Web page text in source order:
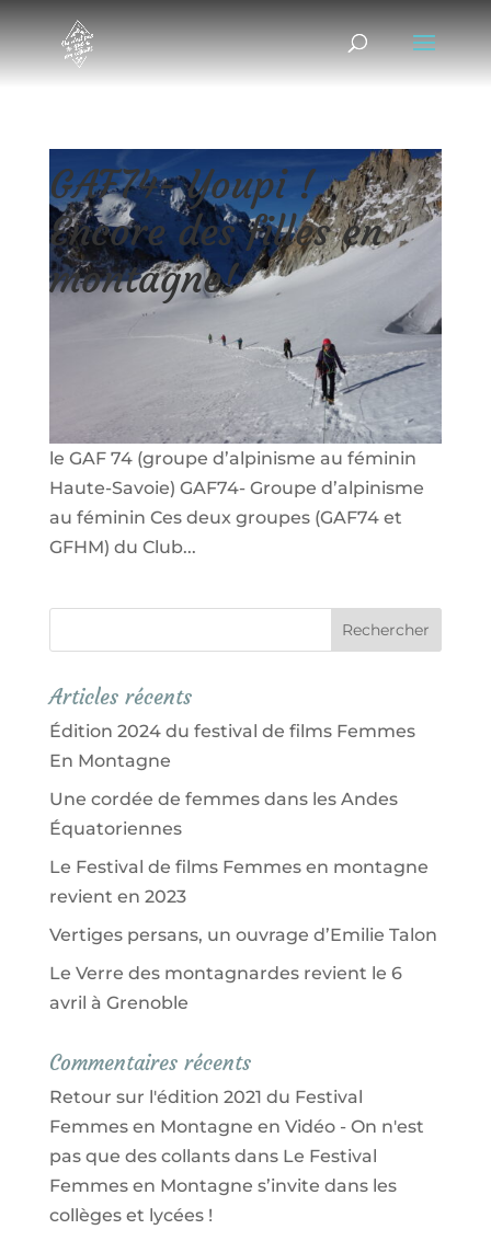
GAF74- Youpi !
Encore des filles en
montagne!
28/09/2015
Je vous avais parlé du GFHM (groupe
féminin de haute montagne) et bien voici
son petit frère, ou plutôt ses petites sœurs:
le GAF 74 (groupe d’alpinisme au féminin
Haute-Savoie) GAF74- Groupe d’alpinisme
au féminin Ces deux groupes (GAF74 et
GFHM) du Club...
Articles récents
Édition 2024 du festival de films Femmes
En Montagne
Une cordée de femmes dans les Andes
Équatoriennes
Le Festival de films Femmes en montagne
revient en 2023
Vertiges persans, un ouvrage d’Emilie Talon
Le Verre des montagnardes revient le 6
avril à Grenoble
Commentaires récents
Retour sur l'édition 2021 du Festival
Femmes en Montagne en Vidéo - On n'est
pas que des collantsdans Le Festival
Femmes en Montagne s’invite dans les
collèges et lycées !